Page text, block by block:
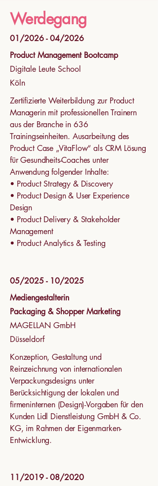
Werdegang
05/2025 - 10/2025
Mediengestalterin
Packaging & Shopper Marketing
MAGELLAN GmbH
Düsseldorf
Konzeption, Gestaltung und
Reinzeichnung von internationalen
Verpackungsdesigns unter
Berücksichtigung der lokalen und
firmeninternen (Design)-Vorgaben für den
Kunden Lidl Dienstleistung GmbH & Co.
KG, im Rahmen der Eigenmarken-
Entwicklung.
11/2019 - 08/2020
01/2026 - 04/2026
Product Management Bootcamp
Digitale Leute School
Köln
Zertifizierte Weiterbildung zur Product
Managerin mit professionellen Trainern
aus der Branche in 636
Trainingseinheiten. Ausarbeitung des
Product Case „VitaFlow“ als CRM Lösung
für Gesundheits-Coaches unter
Anwendung folgender Inhalte:
• Product Strategy & Discovery
• Product Design & User Experience
Design
• Product Delivery & Stakeholder
Management
• Product Analytics & Testing